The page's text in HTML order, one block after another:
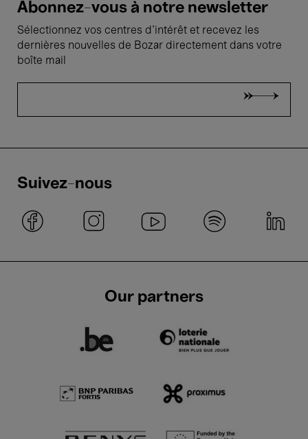
Abonnez-vous à notre newsletter
Sélectionnez vos centres d'intérêt et recevez les
dernières nouvelles de Bozar directement dans votre
boîte mail
Suivez-nous
Our partners